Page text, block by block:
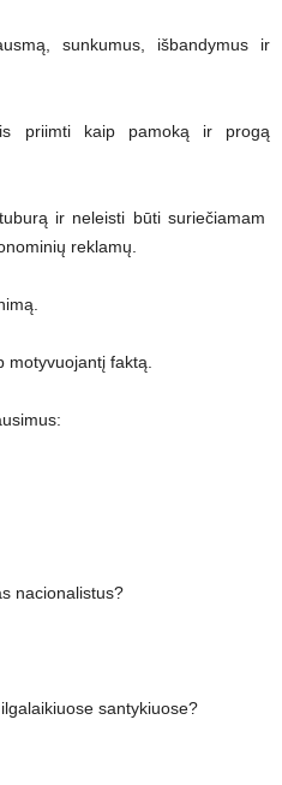
sunkumus, išbandymus ir
priimti kaip pamoką ir progą
ir neleisti būti suriečiamam
reklamų.
motyvuojantį faktą.
nacionalistus?
santykiuose?